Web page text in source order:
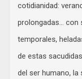
cotidianidad:
prolongadas… con
temporales,
de estas
del ser humano,